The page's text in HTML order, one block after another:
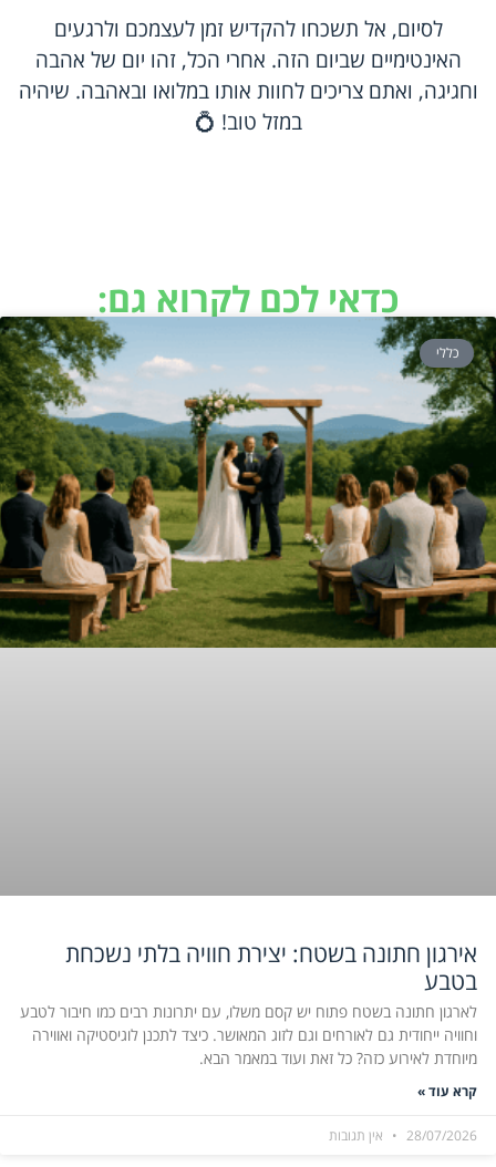
לסיום, אל תשכחו להקדיש זמן לעצמכם ולרגעים
האינטימיים שביום הזה. אחרי הכל, זהו יום של אהבה
וחגיגה, ואתם צריכים לחוות אותו במלואו ובאהבה. שיהיה
במזל טוב! 💍
כדאי לכם לקרוא גם:
כללי
אירגון חתונה בשטח: יצירת חוויה בלתי נשכחת
בטבע
לארגון חתונה בשטח פתוח יש קסם משלו, עם יתרונות רבים כמו חיבור לטבע
וחוויה ייחודית גם לאורחים וגם לזוג המאושר. כיצד לתכנן לוגיסטיקה ואווירה
מיוחדת לאירוע כזה? כל זאת ועוד במאמר הבא.
קרא עוד »
28/07/2026 אין תגובות